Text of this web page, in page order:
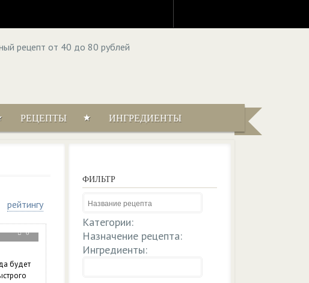
РЕЦЕПТЫ ИНГРЕДИЕНТЫ
рейтингу
0
будет
ФИЛЬТР
Категории:
Назначение рецепта:
Ингредиенты: